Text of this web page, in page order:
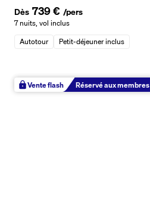
Dès 739 € /pers
7 nuits, vol inclus
Autotour
Petit-déjeuner inclus
Vente flash Réservé aux membres